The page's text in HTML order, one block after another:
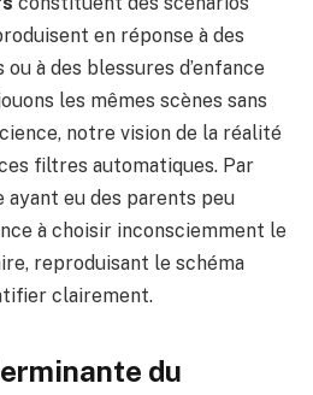
en réponse à des
à des blessures d’enfance
les mêmes scènes sans
notre vision de la réalité
filtres automatiques. Par
ayant eu des parents peu
à choisir inconsciemment le
reproduisant le schéma
clairement.
du